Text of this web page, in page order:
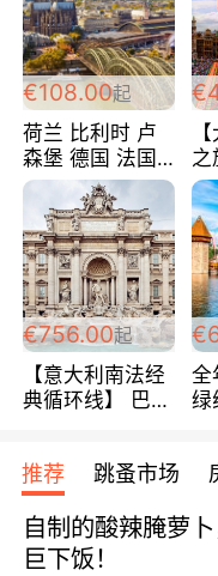
€108.00起
荷兰 比利时 卢
森堡 德国 法国
超爽玩遍西欧 循
环线 全程四星宾
馆 108欧/人/天
之
法
典
€756.00起
【意大利南法经
典循环线】 巴黎
宾馆 108欧/天起
全程756欧/位
全
绿
推荐 跳蚤市场
自制的酸辣腌萝
巨下饭！